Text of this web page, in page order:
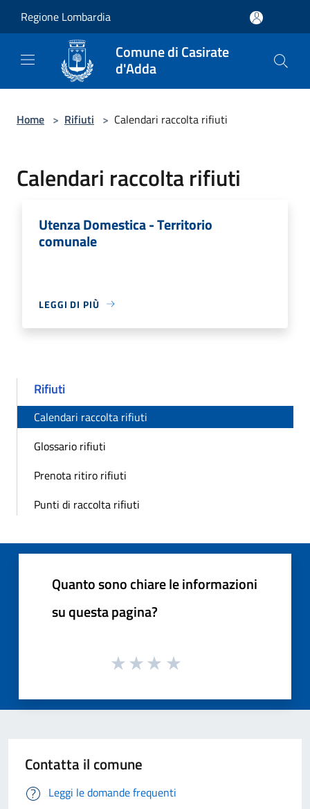
Regione Lombardia
Comune di Casirate
d'Adda
Home > Rifiuti > Calendari raccolta rifiuti
Calendari raccolta rifiuti
Utenza Domestica - Territorio
comunale
LEGGI DI PIÙ
Rifiuti
Calendari raccolta rifiuti
Glossario rifiuti
Prenota ritiro rifiuti
Punti di raccolta rifiuti
Quanto sono chiare le informazioni
su questa pagina?
Contatta il comune
Leggi le domande frequenti